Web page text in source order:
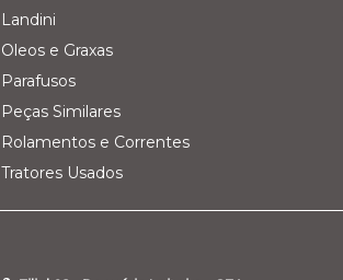
Landini
Oleos e Graxas
Parafusos
Peças Similares
Rolamentos e Correntes
Tratores Usados